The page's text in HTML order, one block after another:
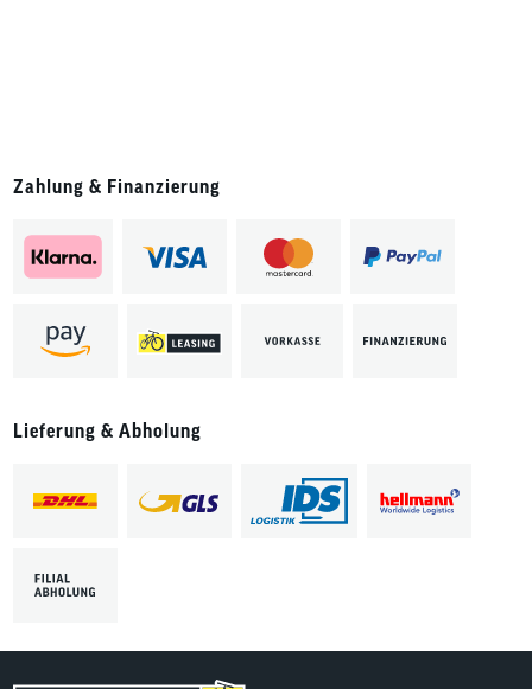
Zahlung & Finanzierung
Lieferung & Abholung